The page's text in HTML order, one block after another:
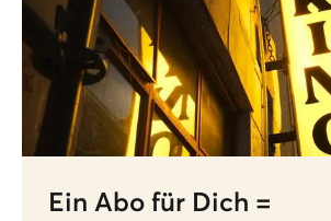
Ein Abo für Dich =